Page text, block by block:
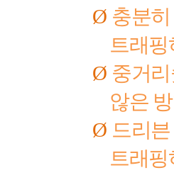
Ø 충분
트래
Ø 중거
않은
Ø 드리
트래